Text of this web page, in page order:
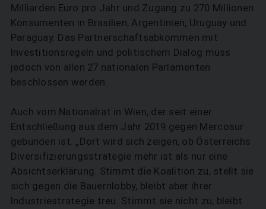
Milliarden Euro pro Jahr und Zugang zu 270 Millionen
Konsumenten in Brasilien, Argentinien, Uruguay und
Paraguay. Das Partnerschaftsabkommen mit
Investitionsregeln und politischem Dialog muss
jedoch von allen 27 nationalen Parlamenten
beschlossen werden.
Auch vom Nationalrat in Wien, der seit einer
Entschließung aus dem Jahr 2019 gegen Mercosur
gebunden ist. „Dort wird sich zeigen, ob Österreichs
Diversifizierungsstrategie mehr ist als nur eine
Absichtserklärung. Stimmt die Koalition zu, stellt sie
sich gegen die Bauernlobby, bleibt aber ihrer
Industriestrategie treu. Stimmt sie nicht zu, bleibt